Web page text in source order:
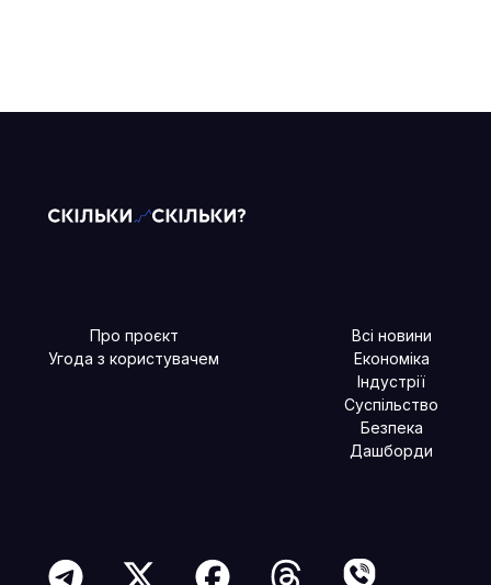
Про проєкт
Угода з користувачем
Всі новини
Економіка
Індустрії
Суспільство
Безпека
Дашборди
Читайте більше в наших соцмережах